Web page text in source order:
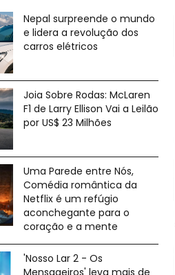
Nepal surpreende o mundo
e lidera a revolução dos
carros elétricos
Joia Sobre Rodas: McLaren
F1 de Larry Ellison Vai a Leilão
por US$ 23 Milhões
Uma Parede entre Nós,
Comédia romântica da
Netflix é um refúgio
aconchegante para o
coração e a mente
'Nosso Lar 2 - Os
Mensageiros' leva mais de